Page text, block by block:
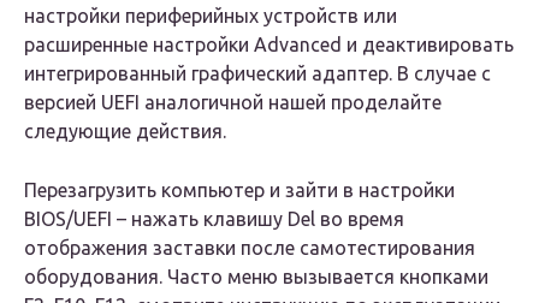
настройки периферийных устройств или
расширенные настройки Advanced и деактивировать
интегрированный графический адаптер. В случае с
версией UEFI аналогичной нашей проделайте
следующие действия.
Перезагрузить компьютер и зайти в настройки
BIOS/UEFI – нажать клавишу Del во время
отображения заставки после самотестирования
оборудования. Часто меню вызывается кнопками